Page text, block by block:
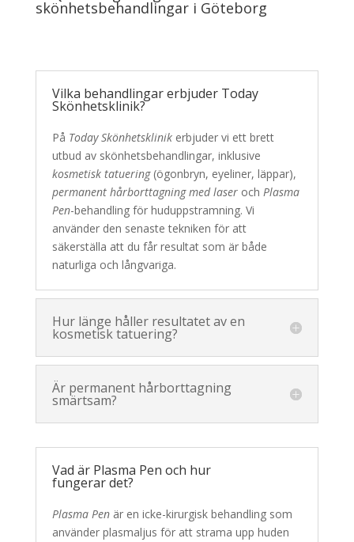
skönhetsbehandlingar i Göteborg
Vilka behandlingar erbjuder Today
Skönhetsklinik?
På Today Skönhetsklinikerbjuder vi ett brett
utbud av skönhetsbehandlingar, inklusive
kosmetisk tatuering(ögonbryn, eyeliner, läppar),
permanent hårborttagning med laseroch Plasma
Pen-behandling för huduppstramning. Vi
använder den senaste tekniken för att
säkerställa att du får resultat som är både
naturliga och långvariga.
Hur länge håller resultatet av en
kosmetisk tatuering?
Är permanent hårborttagning
smärtsam?
Vad är Plasma Pen och hur
fungerar det?
Plasma Penär en icke-kirurgisk behandling som
använder plasmaljus för att strama upp huden